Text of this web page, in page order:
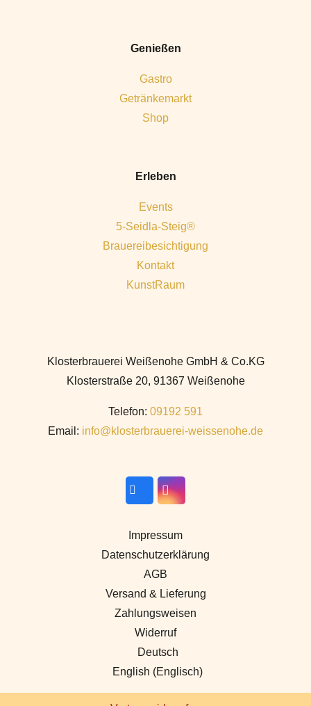
Genießen
Gastro
Getränkemarkt
Shop
Erleben
Events
5-Seidla-Steig®
Brauereibesichtigung
Kontakt
KunstRaum
Klosterbrauerei Weißenohe GmbH & Co.KG
Klosterstraße 20, 91367 Weißenohe
Telefon: 09192 591
Email: info@klosterbrauerei-weissenohe.de
Impressum
Datenschutzerklärung
AGB
Versand & Lieferung
Zahlungsweisen
Widerruf
Deutsch
English (Englisch)